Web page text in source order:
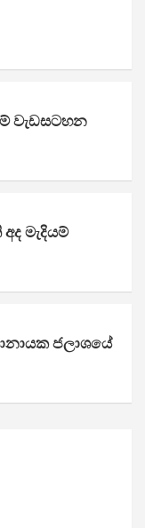
වැඩසටහන
මැදියම්
ජලාශයේ